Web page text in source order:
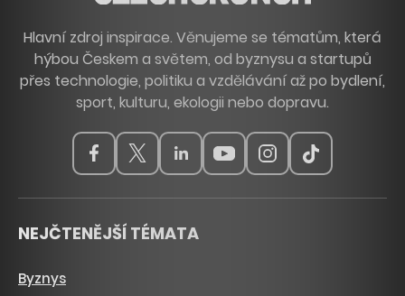
Hlavní zdroj inspirace. Věnujeme se tématům, která
hýbou Českem a světem, od byznysu a startupů
přes technologie, politiku a vzdělávání až po bydlení,
sport, kulturu, ekologii nebo dopravu.
NEJČTENĚJŠÍ TÉMATA
Byznys